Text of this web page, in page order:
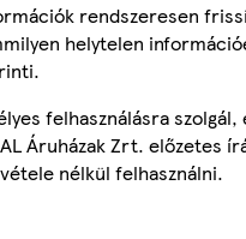
rendszeresen
helytelen
felhasználásra
Áruházak Zrt. előzetes
nélkül felhasználni.